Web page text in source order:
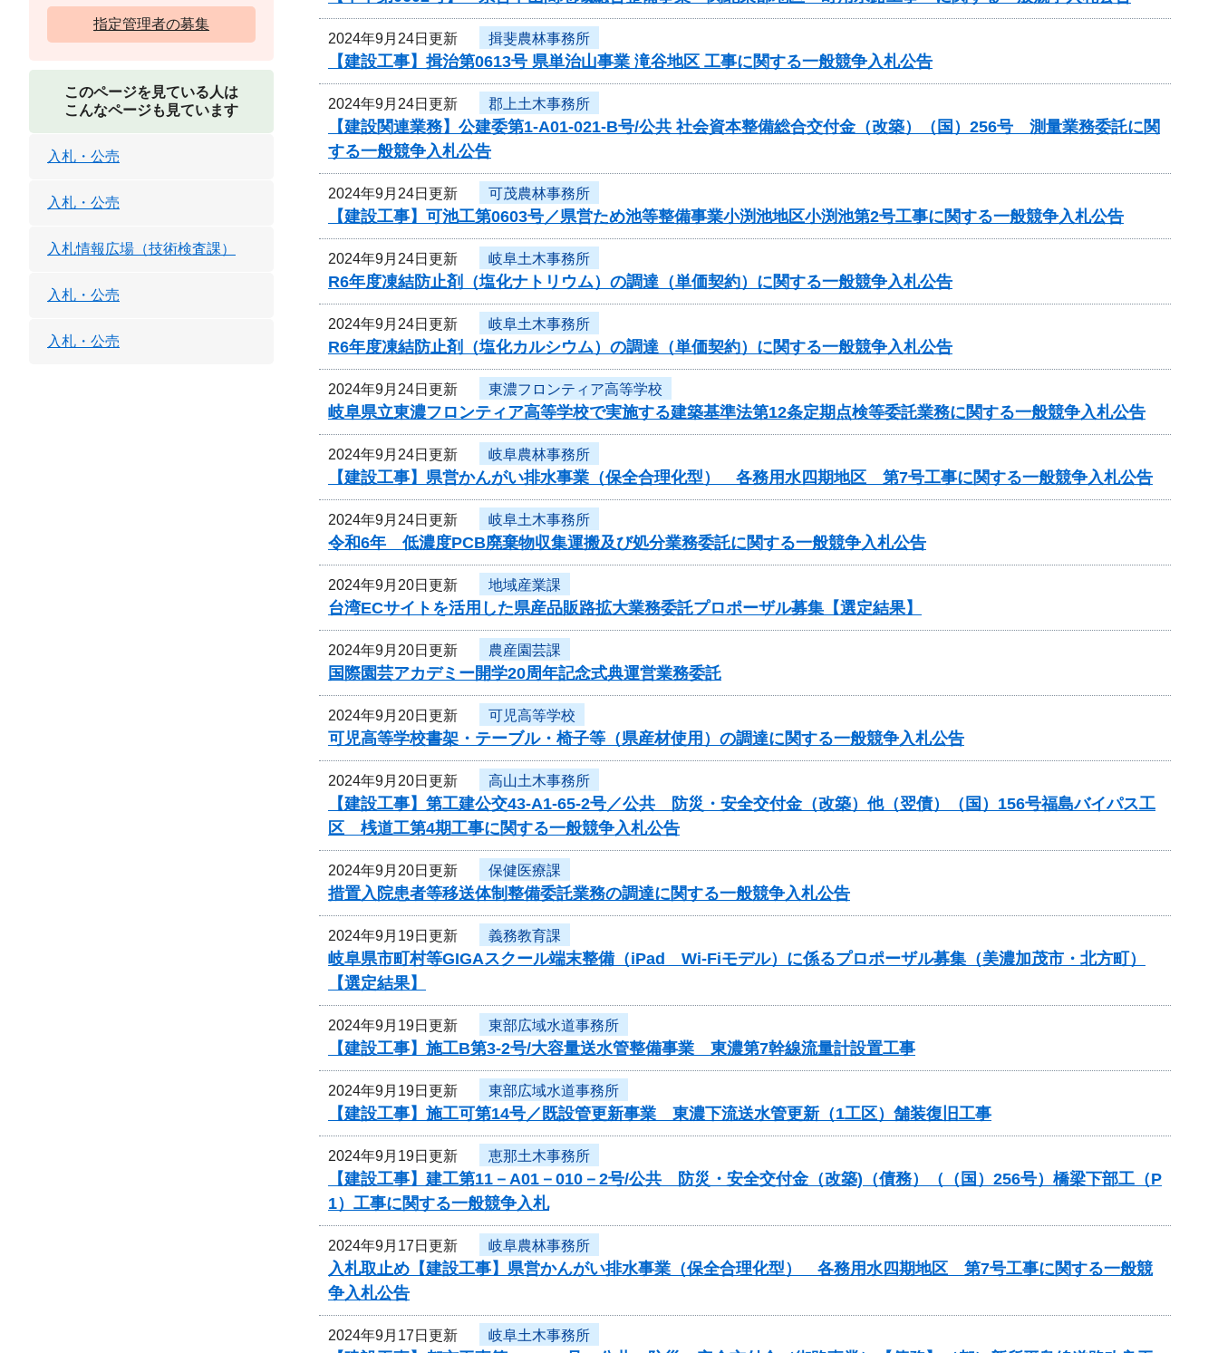
2024年9月24日更新 揖斐農林事務所
【建設工事】揖治第0613号 県単治山事業 滝谷地区 工事に関する一般競争入札公告
2024年9月24日更新 郡上土木事務所
【建設関連業務】公建委第1-A01-021-B号/公共 社会資本整備総合交付金（改築）（国）256号 測量業務委託に関
する一般競争入札公告
2024年9月24日更新 可茂農林事務所
【建設工事】可池工第0603号／県営ため池等整備事業小渕池地区小渕池第2号工事に関する一般競争入札公告
2024年9月24日更新 岐阜土木事務所
R6年度凍結防止剤（塩化ナトリウム）の調達（単価契約）に関する一般競争入札公告
2024年9月24日更新 岐阜土木事務所
R6年度凍結防止剤（塩化カルシウム）の調達（単価契約）に関する一般競争入札公告
2024年9月24日更新 東濃フロンティア高等学校
岐阜県立東濃フロンティア高等学校で実施する建築基準法第12条定期点検等委託業務に関する一般競争入札公告
2024年9月24日更新 岐阜農林事務所
【建設工事】県営かんがい排水事業（保全合理化型） 各務用水四期地区 第7号工事に関する一般競争入札公告
2024年9月24日更新 岐阜土木事務所
令和6年 低濃度PCB廃棄物収集運搬及び処分業務委託に関する一般競争入札公告
2024年9月20日更新 地域産業課
台湾ECサイトを活用した県産品販路拡大業務委託プロポーザル募集【選定結果】
2024年9月20日更新 農産園芸課
国際園芸アカデミー開学20周年記念式典運営業務委託
2024年9月20日更新 可児高等学校
可児高等学校書架・テーブル・椅子等（県産材使用）の調達に関する一般競争入札公告
2024年9月20日更新 高山土木事務所
【建設工事】第工建公交43-A1-65-2号／公共 防災・安全交付金（改築）他（翌債）（国）156号福島バイパス工
区 桟道工第4期工事に関する一般競争入札公告
2024年9月20日更新 保健医療課
措置入院患者等移送体制整備委託業務の調達に関する一般競争入札公告
2024年9月19日更新 義務教育課
岐阜県市町村等GIGAスクール端末整備（iPad Wi-Fiモデル）に係るプロポーザル募集（美濃加茂市・北方町）
【選定結果】
2024年9月19日更新 東部広域水道事務所
【建設工事】施工B第3-2号/大容量送水管整備事業 東濃第7幹線流量計設置工事
2024年9月19日更新 東部広域水道事務所
【建設工事】施工可第14号／既設管更新事業 東濃下流送水管更新（1工区）舗装復旧工事
2024年9月19日更新 恵那土木事務所
【建設工事】建工第11－A01－010－2号/公共 防災・安全交付金（改築)（債務）（（国）256号）橋梁下部工（P
1）工事に関する一般競争入札
2024年9月17日更新 岐阜農林事務所
入札取止め【建設工事】県営かんがい排水事業（保全合理化型） 各務用水四期地区 第7号工事に関する一般競
争入札公告
2024年9月17日更新 岐阜土木事務所
指定管理者の募集
このページを見ている人は
こんなページも見ています
入札・公売
入札・公売
入札情報広場（技術検査課）
入札・公売
入札・公売